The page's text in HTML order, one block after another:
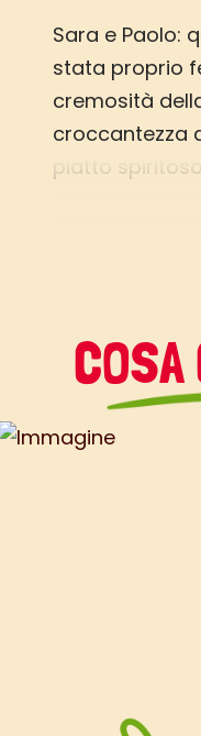
Sara e Paolo:
stata proprio
cremosità
croccantezza
piatto
gusto le
Per
ricotta
cavoletti per la